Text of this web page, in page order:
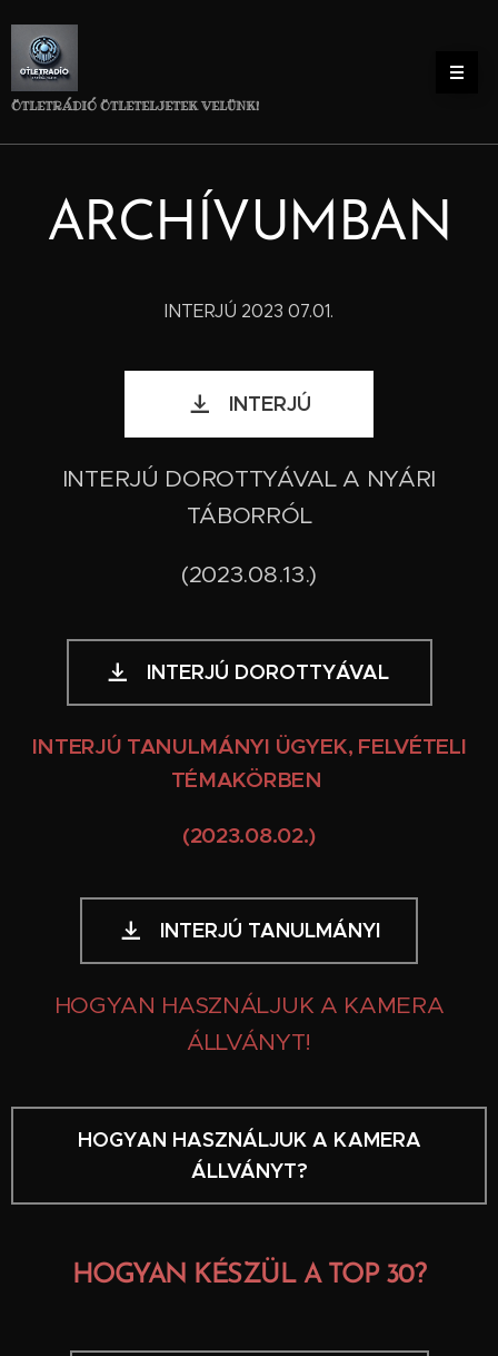
ÖTLETRÁDIÓ ÖTLETELJETEK VELÜNK!
ARCHÍVUMBAN
INTERJÚ 2023 07.01.
INTERJÚ
INTERJÚ DOROTTYÁVAL A NYÁRI
TÁBORRÓL
(2023.08.13.)
INTERJÚ DOROTTYÁVAL
INTERJÚ TANULMÁNYI ÜGYEK, FELVÉTELI
TÉMAKÖRBEN
(2023.08.02.)
INTERJÚ TANULMÁNYI
HOGYAN HASZNÁLJUK A KAMERA
ÁLLVÁNYT!
HOGYAN HASZNÁLJUK A KAMERA
ÁLLVÁNYT?
HOGYAN KÉSZÜL A TOP 30?